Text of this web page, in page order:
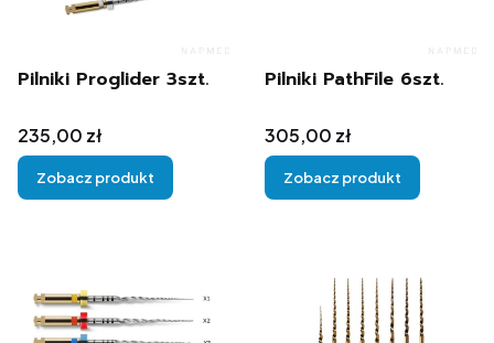
Pilniki Proglider 3szt.
Cena
235,00 zł
Zobacz produkt
Pilniki PathFile 6szt.
Cena
305,00 zł
Zobacz produkt